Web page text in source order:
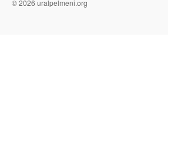
© 2026 uralpelmeni.org